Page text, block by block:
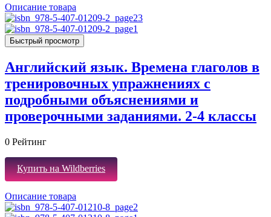
Описание товара
Быстрый просмотр
Английский язык. Времена глаголов в
тренировочных упражнениях с
подробными объяснениями и
проверочными заданиями. 2-4 классы
0 Рейтинг
Купить на Wildberries
Описание товара